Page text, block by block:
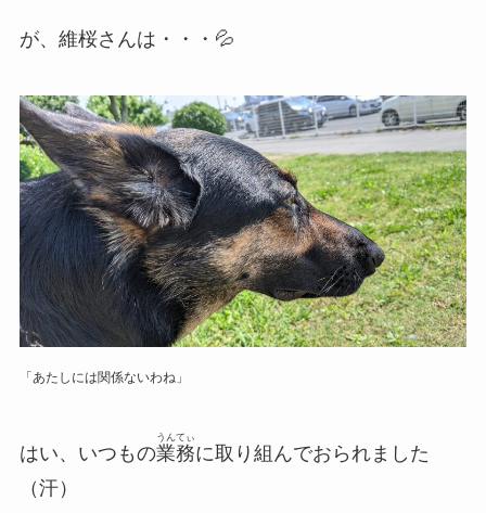
が、維桜さんは・・・💦
「あたしには関係ないわね」
はい、いつもの業務
うんてぃ
に取り組んでおられました
（汗）